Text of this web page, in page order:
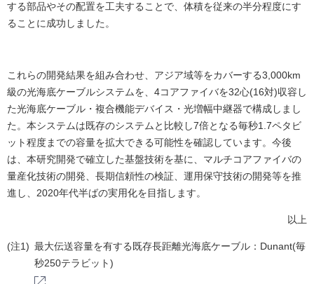
する部品やその配置を工夫することで、体積を従来の半分程度にす
ることに成功しました。
これらの開発結果を組み合わせ、アジア域等をカバーする3,000km
級の光海底ケーブルシステムを、4コアファイバを32心(16対)収容し
た光海底ケーブル・複合機能デバイス・光増幅中継器で構成しまし
た。本システムは既存のシステムと比較し7倍となる毎秒1.7ペタビ
ット程度までの容量を拡大できる可能性を確認しています。今後
は、本研究開発で確立した基盤技術を基に、マルチコアファイバの
量産化技術の開発、長期信頼性の検証、運用保守技術の開発等を推
進し、2020年代半ばの実用化を目指します。
以上
(注1) 最大伝送容量を有する既存長距離光海底ケーブル：Dunant(毎
秒250テラビット)